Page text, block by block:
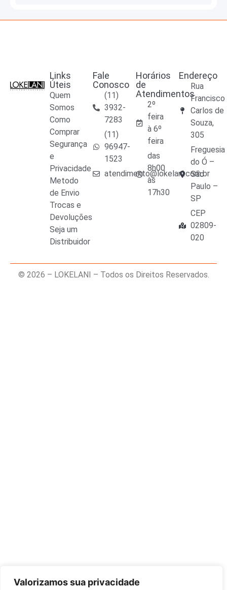
Valorizamos sua privacidade
Links
Úteis
Quem
Somos
Como
Comprar
Segurança
e
Privacidade
Metodo
de Envio
Trocas e
Devoluções
Seja um
Distribuidor
Fale
Conosco
(11)
3932-
7283
(11)
96947-
1523
atendimento@lokelani.com.br
Horários
de
Atendimentos
2º
feira
à 6º
feira
das
8h00
às
17h30
Endereço
Rua
Francisco
Carlos de
Souza,
305
Freguesia
do Ó –
São
Paulo –
SP
CEP
02809-
020
© 2026 – LOKELANI – Todos os Direitos Reservados.